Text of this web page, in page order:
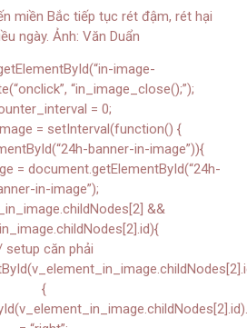
image-
“in_image_close();”);
= 0;
= setInterval(function() {
banner-in-image”)){
= document.getElementById(“24h-
in-image”);
&&
setup căn phải
{